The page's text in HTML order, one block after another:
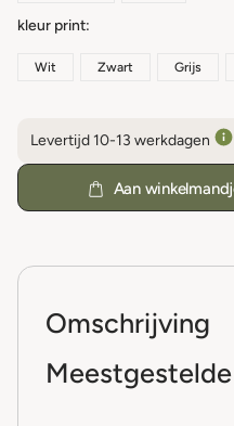
kleur print
Wit Zwart Grijs
Levertijd 10-13 werkdagen
Aan
Omschrijving